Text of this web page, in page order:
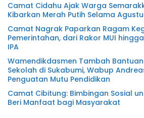
Camat Cidahu Ajak Warga
Kibarkan Merah Putih Selama
Camat Nagrak Paparkan Ragam
Pemerintahan, dari Rakor MUI
IPA
Wamendikdasmen Tambah Bantuan
Sekolah di Sukabumi, Wabup
Penguatan Mutu Pendidikan
Camat Cibitung: Bimbingan Sosial
Beri Manfaat bagi Masyarakat